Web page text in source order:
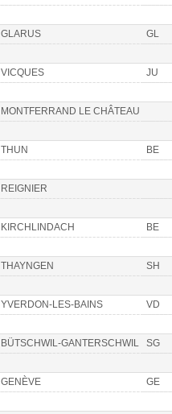
GLARUS GL
VICQUES JU
MONTFERRAND LE CHÂTEAU
THUN BE
REIGNIER
KIRCHLINDACH BE
THAYNGEN SH
YVERDON-LES-BAINS VD
BÜTSCHWIL-GANTERSCHWIL SG
GENÈVE GE